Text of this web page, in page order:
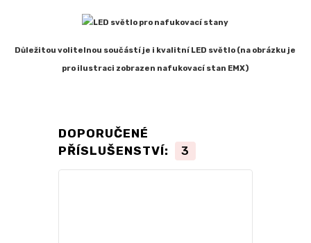
Důležitou volitelnou součástí je i kvalitní LED světlo (na obrázku je
pro ilustraci zobrazen nafukovací stan EMX)
DOPORUČENÉ
PŘÍSLUŠENSTVÍ:
3